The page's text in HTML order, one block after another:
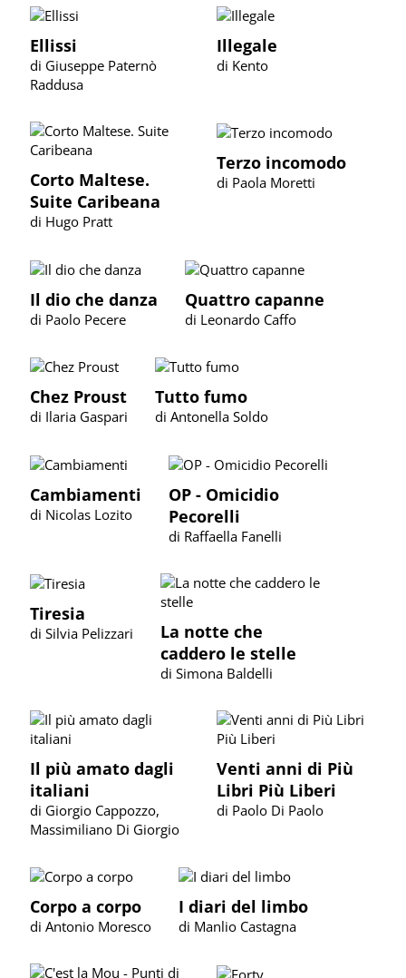
Ellissi
di Giuseppe Paternò
Raddusa
Illegale
di Kento
Corto Maltese.
Suite Caribeana
di Hugo Pratt
Terzo incomodo
di Paola Moretti
Il dio che danza
di Paolo Pecere
Quattro capanne
di Leonardo Caffo
Chez Proust
di Ilaria Gaspari
Tutto fumo
di Antonella Soldo
Cambiamenti
di Nicolas Lozito
OP - Omicidio
Pecorelli
di Raffaella Fanelli
Tiresia
di Silvia Pelizzari
La notte che
caddero le stelle
di Simona Baldelli
Il più amato dagli
italiani
di Giorgio Cappozzo,
Massimiliano Di Giorgio
Venti anni di Più
Libri Più Liberi
di Paolo Di Paolo
Corpo a corpo
di Antonio Moresco
I diari del limbo
di Manlio Castagna